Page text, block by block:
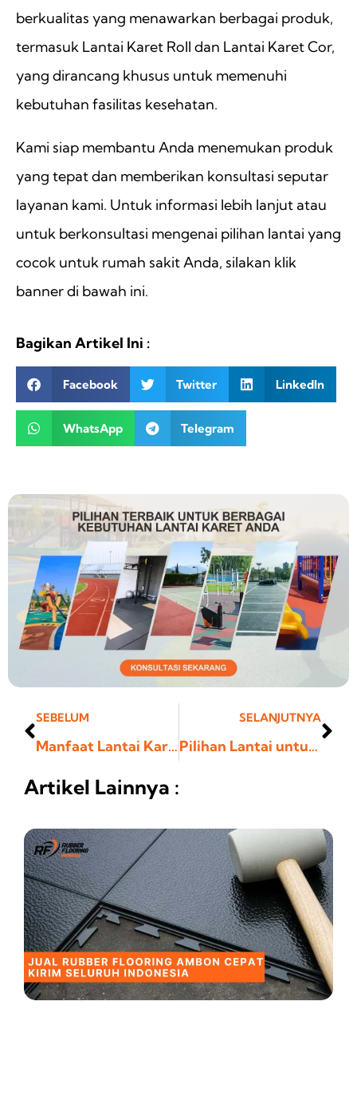
berkualitas yang menawarkan berbagai produk,
termasuk Lantai Karet Roll dan Lantai Karet Cor,
yang dirancang khusus untuk memenuhi
kebutuhan fasilitas kesehatan.
Kami siap membantu Anda menemukan produk
yang tepat dan memberikan konsultasi seputar
layanan kami. Untuk informasi lebih lanjut atau
untuk berkonsultasi mengenai pilihan lantai yang
cocok untuk rumah sakit Anda, silakan klik
banner di bawah ini.
Bagikan Artikel Ini :
Facebook Twitter LinkedIn
WhatsApp Telegram
Prev
SEBELUM
Manfaat Lantai Karet untuk Area Rumah Sakit
SELANJUTNYA
Pilihan Lantai untuk Area Komersil Terbaik yang Tahan Lama
Artikel Lainnya :